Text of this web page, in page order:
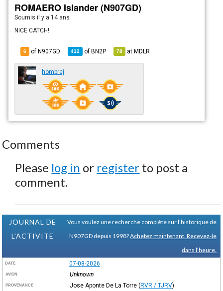
ROMAERO Islander (N907GD)
Soumisil y a 14 ans
NICE CATCH!
6 of N907GD 412 ofBN2P 78 atMDLR
hombrej
Comments
Please log in or register to post a
comment.
JOURNAL DE
L'ACTIVITE
Vous voulez une recherche complète sur l'historique de
N907GD depuis 1998?Achetez maintenant. Recevez-le
dans l'heure.
DATE 07-08-2026
AVION Unknown
PROVENANCE Jose Aponte De La Torre (RVR / TJRV)